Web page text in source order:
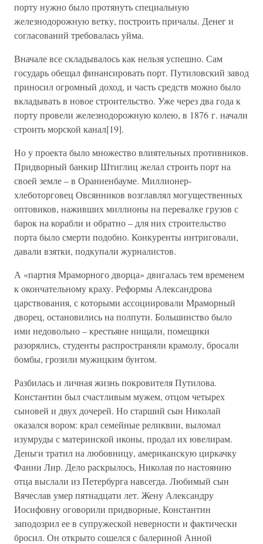
порту нужно было протянуть специальную
железнодорожную ветку, построить причалы. Денег и
согласований требовалась уйма.
Вначале все складывалось как нельзя успешно. Сам
государь обещал финансировать порт. Путиловский завод
приносил огромный доход, и часть средств можно было
вкладывать в новое строительство. Уже через два года к
порту провели железнодорожную колею, в 1876 г. начали
строить морской канал[19].
Но у проекта было множество влиятельных противников.
Придворный банкир Штиглиц желал строить порт на
своей земле – в Ораниенбауме. Миллионер-
хлеботорговец Овсянников возглавлял могущественных
оптовиков, наживших миллионы на перевалке грузов с
барок на корабли и обратно – для них строительство
порта было смерти подобно. Конкуренты интриговали,
давали взятки, подкупали журналистов.
А «партия Мраморного дворца» двигалась тем временем
к окончательному краху. Реформы Александрова
царствования, с которыми ассоциировали Мраморный
дворец, остановились на полпути. Большинство было
ими недовольно – крестьяне нищали, помещики
разорялись, студенты распространяли крамолу, бросали
бомбы, грозили мужицким бунтом.
Разбилась и личная жизнь покровителя Путилова.
Константин был счастливым мужем, отцом четырех
сыновей и двух дочерей. Но старший сын Николай
оказался вором: крал семейные реликвии, выломал
изумруды с материнской иконы, продал их ювелирам.
Деньги тратил на любовницу, американскую циркачку
Фанни Лир. Дело раскрылось, Николая по настоянию
отца выслали из Петербурга навсегда. Любимый сын
Вячеслав умер пятнадцати лет. Жену Александру
Иосифовну оговорили придворные, Константин
заподозрил ее в супружеской неверности и фактически
бросил. Он открыто сошелся с балериной Анной